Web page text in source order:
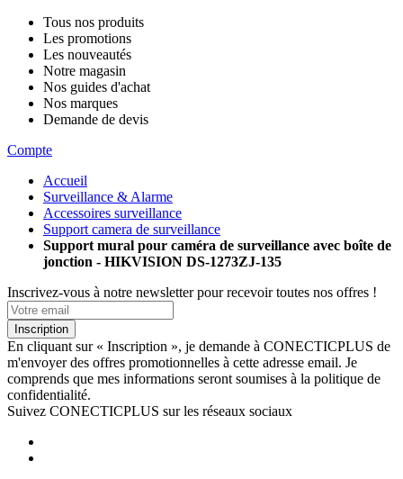
Tous nos produits
Les promotions
Les nouveautés
Notre magasin
Nos guides d'achat
Nos marques
Demande de devis
Compte
Accueil
Surveillance & Alarme
Accessoires surveillance
Support camera de surveillance
Support mural pour caméra de surveillance avec boîte de
jonction - HIKVISION DS-1273ZJ-135
Inscrivez-vous à notre newsletter pour recevoir toutes nos offres !
Inscription
En cliquant sur « Inscription », je demande à CONECTICPLUS de
m'envoyer des offres promotionnelles à cette adresse email. Je
comprends que mes informations seront soumises à la politique de
confidentialité.
Suivez CONECTICPLUS sur les réseaux sociaux